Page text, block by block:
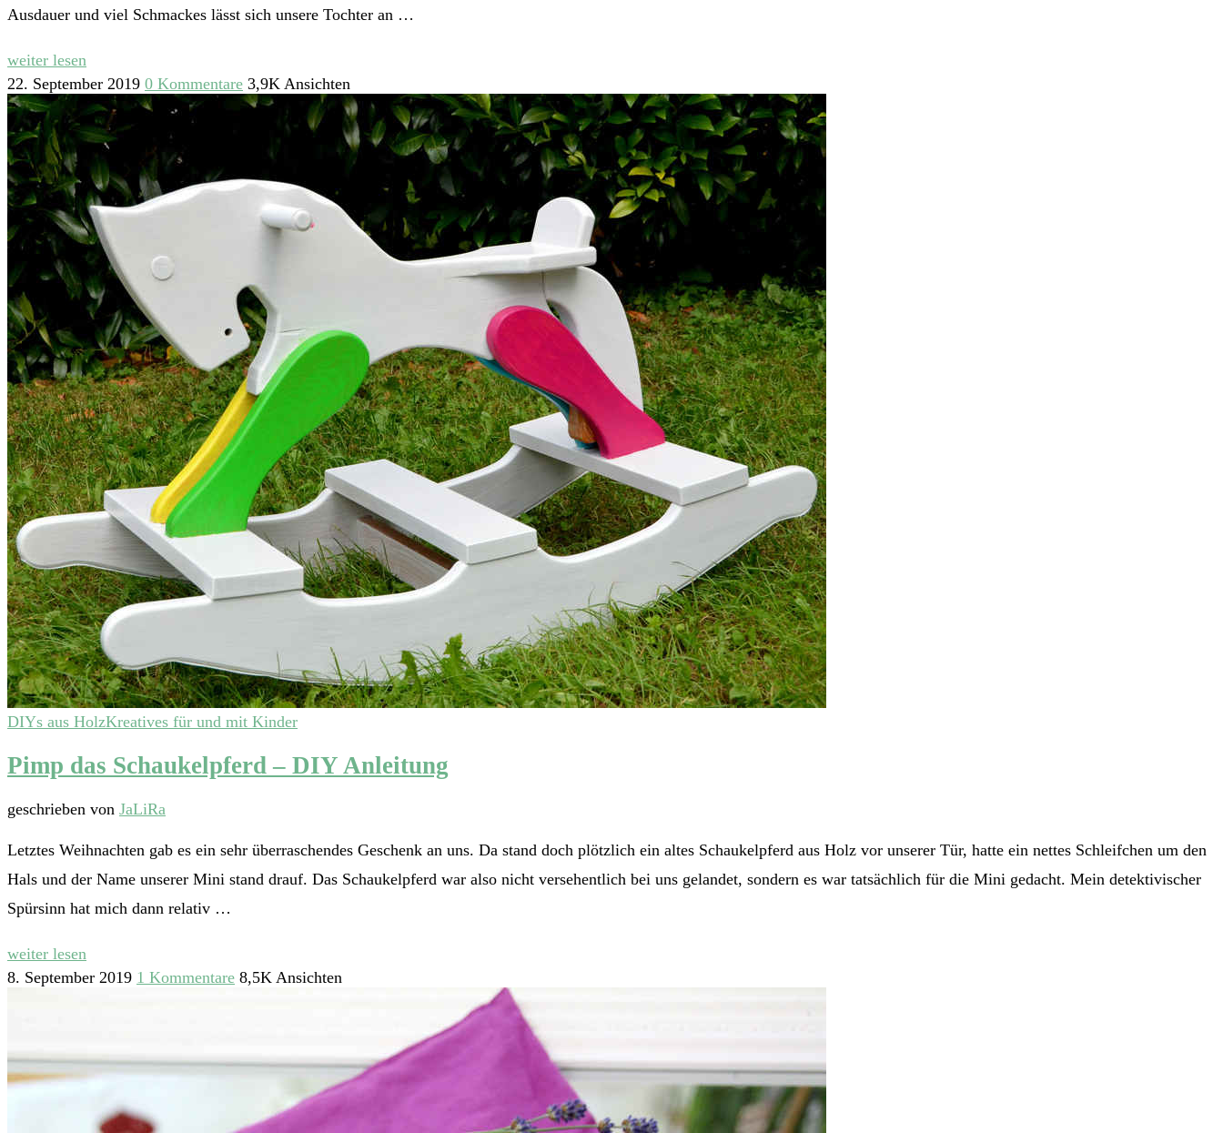
Ausdauer und viel Schmackes lässt sich unsere Tochter an …
weiter lesen
22. September 2019 0 Kommentare 3,9K Ansichten
DIYs aus HolzKreatives für und mit Kinder
Pimp das Schaukelpferd – DIY Anleitung
geschrieben von JaLiRa
Letztes Weihnachten gab es ein sehr überraschendes Geschenk an uns. Da stand doch plötzlich ein altes Schaukelpferd aus Holz vor unserer Tür, hatte ein nettes Schleifchen um den
Hals und der Name unserer Mini stand drauf. Das Schaukelpferd war also nicht versehentlich bei uns gelandet, sondern es war tatsächlich für die Mini gedacht. Mein detektivischer
Spürsinn hat mich dann relativ …
weiter lesen
8. September 2019 1 Kommentare 8,5K Ansichten